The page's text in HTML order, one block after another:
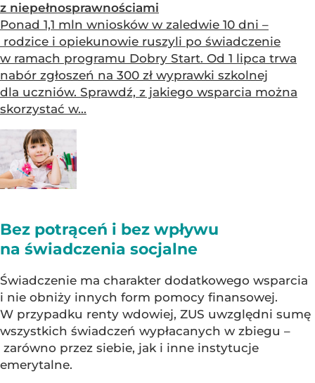
z niepełnosprawnościami
Ponad 1,1 mln wniosków w zaledwie 10 dni –
rodzice i opiekunowie ruszyli po świadczenie
w ramach programu Dobry Start. Od 1 lipca trwa
nabór zgłoszeń na 300 zł wyprawki szkolnej
dla uczniów. Sprawdź, z jakiego wsparcia można
skorzystać w...
Bez potrąceń i bez wpływu
na świadczenia socjalne
Świadczenie ma charakter dodatkowego wsparcia
i nie obniży innych form pomocy finansowej.
W przypadku renty wdowiej, ZUS uwzględni sumę
wszystkich świadczeń wypłacanych w zbiegu –
zarówno przez siebie, jak i inne instytucje
emerytalne.